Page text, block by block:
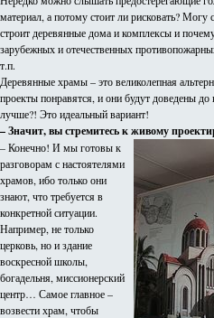
материал, а потому стоит ли рисковать?
строит деревянные дома и комплексы и
зарубежных и отечественных
т.п.
Деревянные храмы – это великолепная
проекты понравятся, и они будут доведены
лучше?! Это идеальный вариант!
– Значит, вы стремитесь к живому
– Конечно! И мы готовы к
разговорам с настоятелями
храмов, ибо только они
знают, что требуется в
конкретной ситуации.
Например, не только
церковь, но и здание
воскресной школы,
богадельня, миссионерский
центр… Самое главное –
возвести храм, чтобы